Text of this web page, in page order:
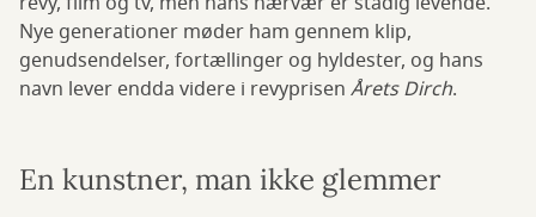
Nye generationer møder ham gennem klip,
genudsendelser, fortællinger og hyldester, og hans
navn lever endda videre i revyprisen Årets Dirch.
En kunstner, man ikke glemmer